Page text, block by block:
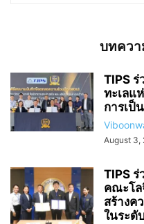
บทควา
TIPS
ทะเลแ
การเป็
August 3,
TIPS
คณะโล
สร้างค
ในระดั